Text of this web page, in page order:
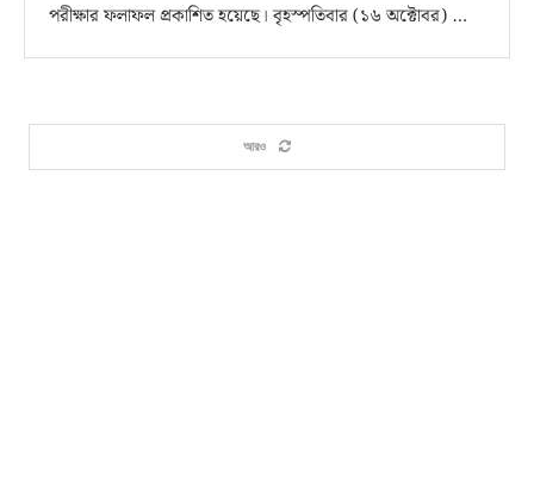
পরীক্ষার ফলাফল প্রকাশিত হয়েছে। বৃহস্পতিবার (১৬ অক্টোবর) …
আরও